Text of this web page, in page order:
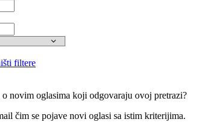
filtere
novim oglasima koji odgovaraju ovoj pretrazi?
čim se pojave novi oglasi sa istim kriterijima.